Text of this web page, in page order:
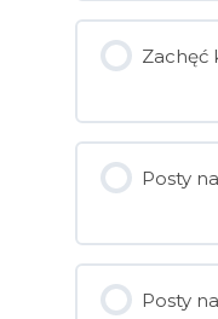
Zachęć
Posty
Posty